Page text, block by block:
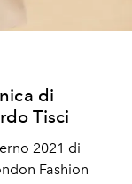
di
Tisci
2021 di
Fashion